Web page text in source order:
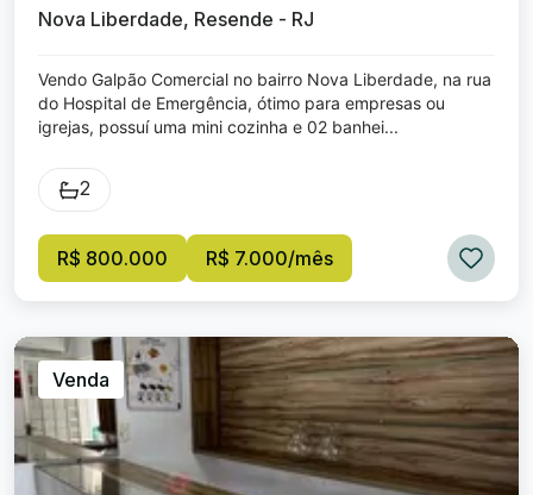
Nova Liberdade, Resende - RJ
Vendo Galpão Comercial no bairro Nova Liberdade, na rua
do Hospital de Emergência, ótimo para empresas ou
igrejas, possuí uma mini cozinha e 02 banhei...
2
R$ 800.000 R$ 7.000/mês
Venda